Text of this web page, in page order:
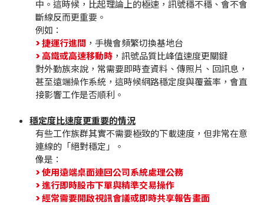
中。這時候，比起理論上的極速，訊號穩不穩、會不會
斷線反而更重要。
例如：
> 捷運行進間 ，手機會頻繁切換基地台
> 高鐵或高速移動時 ，訊號品質比峰值速度更關鍵
對外勤族來說，常需要即時查資料、傳照片、回訊息，
甚至遠端操作系統，這時候網路穩定度與覆蓋率，會直
接影響工作是否順利。
穩定度比速度更重要的情況
有些工作族群其實不需要極致的下載速度，但非常在意
連線的「絕對穩定」。
像是：
> 使用遠端桌面連回公司系統處理公務
> 進行即時股市下單與精準交易操作
> 經常需要開啟視訊會議或即時共享報告畫面